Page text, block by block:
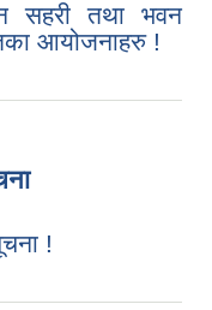
सहरी तथा भवन
आयोजनाहरु !
!